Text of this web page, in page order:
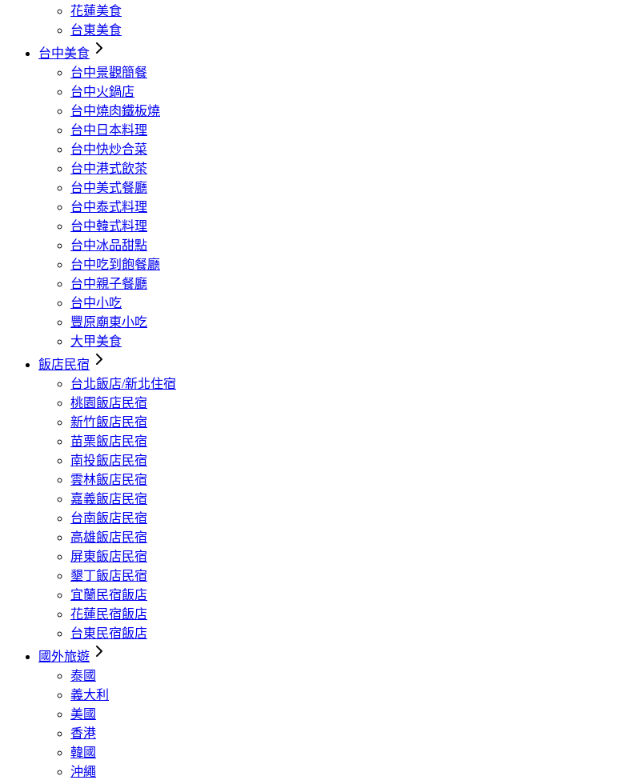
花蓮美食
台東美食
台中美食
台中景觀簡餐
台中火鍋店
台中燒肉鐵板燒
台中日本料理
台中快炒合菜
台中港式飲茶
台中美式餐廳
台中泰式料理
台中韓式料理
台中冰品甜點
台中吃到飽餐廳
台中親子餐廳
台中小吃
豐原廟東小吃
大甲美食
飯店民宿
台北飯店/新北住宿
桃園飯店民宿
新竹飯店民宿
苗栗飯店民宿
南投飯店民宿
雲林飯店民宿
嘉義飯店民宿
台南飯店民宿
高雄飯店民宿
屏東飯店民宿
墾丁飯店民宿
宜蘭民宿飯店
花蓮民宿飯店
台東民宿飯店
國外旅遊
泰國
義大利
美國
香港
韓國
沖繩